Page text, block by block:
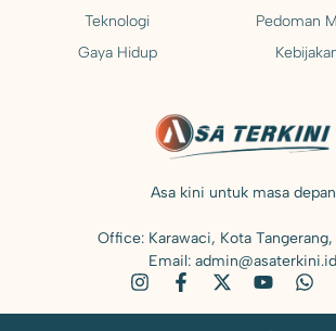
Teknologi
Gaya Hidup
Pedoman
Asa kini untuk masa depan
Office: Karawaci, Kota Tangerang,
Email: admin@asaterkini.id